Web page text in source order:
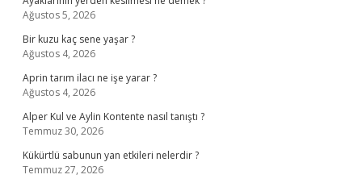
Ağustos 5, 2026
Bir kuzu kaç sene yaşar ?
Ağustos 4, 2026
Aprin tarım ilacı ne işe yarar ?
Ağustos 4, 2026
Alper Kul ve Aylin Kontente nasıl tanıştı ?
Temmuz 30, 2026
Kükürtlü sabunun yan etkileri nelerdir ?
Temmuz 27, 2026